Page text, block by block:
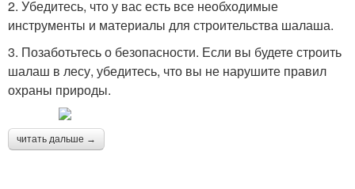
2. Убедитесь, что у вас есть все необходимые
инструменты и материалы для строительства шалаша.
3. Позаботьтесь о безопасности. Если вы будете строить
шалаш в лесу, убедитесь, что вы не нарушите правил
охраны природы.
читать дальше →